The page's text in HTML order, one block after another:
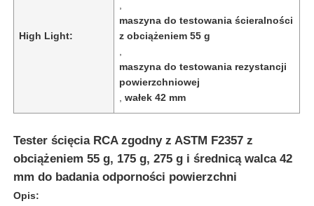
High Light:
maszyna do testowania ścieralności
z obciążeniem 55 g
maszyna do testowania rezystancji
powierzchniowej
,wałek 42 mm
Tester ścięcia RCA zgodny z ASTM F2357 z
obciążeniem 55 g, 175 g, 275 g i średnicą walca 42
mm do badania odporności powierzchni
Opis: